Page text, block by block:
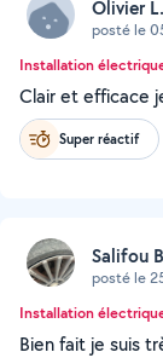
Olivier L.
posté le
Installation
Clair et efficace
Super réactif
Salifou
posté le
Installation
Bien fait je suis